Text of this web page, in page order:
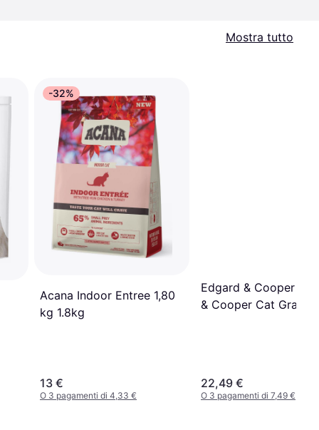
Mostra tutto
-32%
Acana Indoor Entree 1,80
kg 1.8kg
13 €
O 3 pagamenti di 4,33 €
Edgard & Cooper
& Cooper Cat Grain
22,49 €
O 3 pagamenti di 7,49 €